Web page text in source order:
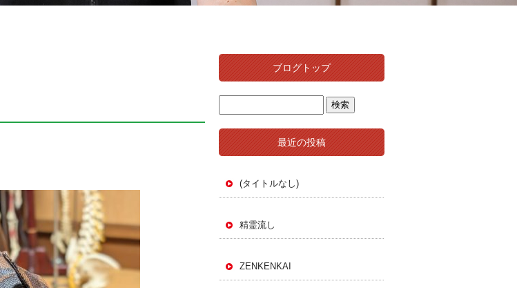
ブログトップ
最近の投稿
(タイトルなし)
精霊流し
ZENKENKAI